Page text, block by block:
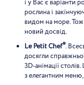
і у Вас є варіанти
рослина і
видом на море. Тож
новий досвід.
Le Petit Chef®.
досягли
3D-анімації
з елегантним